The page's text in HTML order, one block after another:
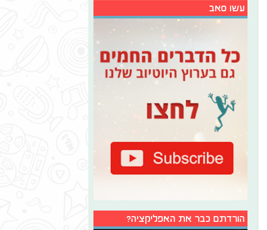
עשו סאב
הורדתם כבר את האפליקציה?